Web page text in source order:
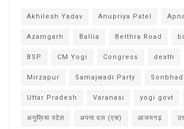
Akhilesh Yadav Anupriya Patel
Azamgarh Ballia Belthra Road
BSP CM Yogi Congress death
Mirzapur Samajwadi Party
Uttar Pradesh Varanasi yogi govt
अनुप्रिया पटेल अपना दल (एस) आजमगढ़